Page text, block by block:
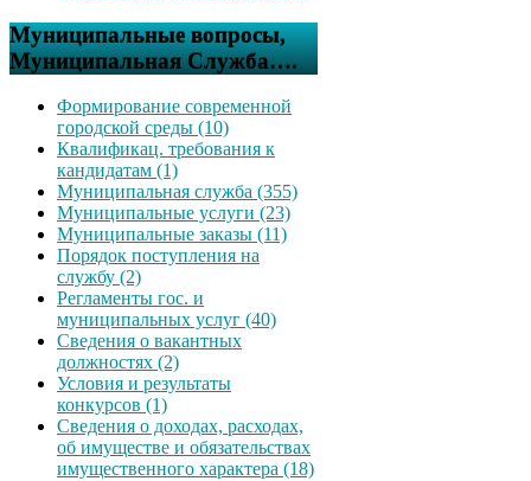
Муниципальные вопросы,
Муниципальная Служба….
Формирование современной
городской среды (10)
Квалификац. требования к
кандидатам (1)
Муниципальная служба (355)
Муниципальные услуги (23)
Муниципальные заказы (11)
Порядок поступления на
службу (2)
Регламенты гос. и
муниципальных услуг (40)
Сведения о вакантных
должностях (2)
Условия и результаты
конкурсов (1)
Сведения о доходах, расходах,
об имуществе и обязательствах
имущественного характера (18)